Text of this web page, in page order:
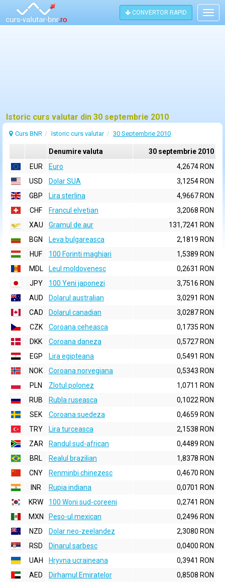
CONVERTOR RAPID
Istoric curs valutar din 30 septembrie 2010
Curs BNR Istoric curs valutar 30 Septembrie 2010
Denumire valuta
30 septembrie 2010
EUR
Euro
4,2674 RON
USD
Dolar SUA
3,1254 RON
GBP
Lira sterlina
4,9667 RON
CHF
Francul elvetian
3,2068 RON
XAU
Gramul de aur
131,7241 RON
BGN
Leva bulgareasca
2,1819 RON
HUF
100 Forinti maghiari
1,5389 RON
MDL
Leul moldovenesc
0,2631 RON
JPY
100 Yeni japonezi
3,7516 RON
AUD
Dolarul australian
3,0291 RON
CAD
Dolarul canadian
3,0287 RON
CZK
Coroana ceheasca
0,1735 RON
DKK
Coroana daneza
0,5727 RON
EGP
Lira egipteana
0,5491 RON
NOK
Coroana norvegiana
0,5343 RON
PLN
Zlotul polonez
1,0711 RON
RUB
Rubla ruseasca
0,1022 RON
SEK
Coroana suedeza
0,4659 RON
TRY
Lira turceasca
2,1538 RON
ZAR
Randul sud-african
0,4489 RON
BRL
Realul brazilian
1,8378 RON
CNY
Renminbi chinezesc
0,4670 RON
INR
Rupia indiana
0,0701 RON
KRW
100 Woni sud-coreeni
0,2741 RON
MXN
Peso-ul mexican
0,2496 RON
NZD
Dolar neo-zeelandez
2,3080 RON
RSD
Dinarul sarbesc
0,0400 RON
UAH
Hryvna ucraineana
0,3941 RON
AED
Dirhamul Emiratelor
0,8508 RON